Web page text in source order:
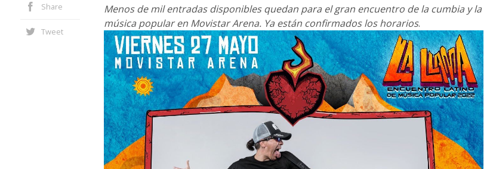
Share
Tweet
Menos de mil entradas disponibles quedan para el gran encuentro de la cumbia y la
música popular en Movistar Arena. Ya están confirmados los horarios.